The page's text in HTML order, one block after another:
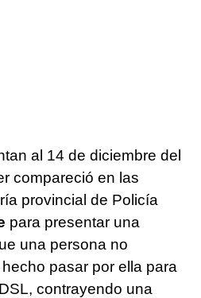
al 14 de diciembre del
compareció en las
provincial de Policía
para presentar una
una persona no
pasar por ella para
contrayendo una